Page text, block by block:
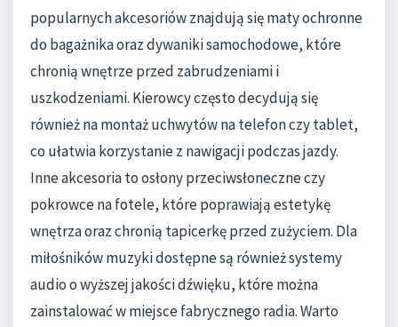
popularnych akcesoriów znajdują się maty ochronne
do bagażnika oraz dywaniki samochodowe, które
chronią wnętrze przed zabrudzeniami i
uszkodzeniami. Kierowcy często decydują się
również na montaż uchwytów na telefon czy tablet,
co ułatwia korzystanie z nawigacji podczas jazdy.
Inne akcesoria to osłony przeciwsłoneczne czy
pokrowce na fotele, które poprawiają estetykę
wnętrza oraz chronią tapicerkę przed zużyciem. Dla
miłośników muzyki dostępne są również systemy
audio o wyższej jakości dźwięku, które można
zainstalować w miejsce fabrycznego radia. Warto